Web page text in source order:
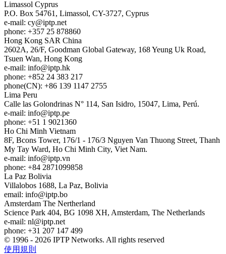
Limassol Cyprus
P.O. Box 54761, Limassol, CY-3727, Cyprus
e-mail: cy
iptp.net
phone: +357 25 878860
Hong Kong SAR China
2602A, 26/F, Goodman Global Gateway, 168 Yeung Uk Road,
Tsuen Wan, Hong Kong
e-mail: info
iptp.hk
phone: +852 24 383 217
phone(CN): +86 139 1147 2755
Lima Peru
Calle las Golondrinas N° 114, San Isidro, 15047, Lima, Perú.
e-mail: info
iptp.pe
phone: +51 1 9021360
Ho Chi Minh Vietnam
8F, Bcons Tower, 176/1 - 176/3 Nguyen Van Thuong Street, Thanh
My Tay Ward, Ho Chi Minh City, Viet Nam.
e-mail: info
iptp.vn
phone: +84 2871099858
La Paz Bolivia
Villalobos 1688, La Paz, Bolivia
email: info
iptp.bo
Amsterdam The Nertherland
Science Park 404, BG 1098 XH, Amsterdam, The Netherlands
e-mail: nl
iptp.net
phone: +31 207 147 499
© 1996 - 2026 IPTP Networks. All rights reserved
使用規則